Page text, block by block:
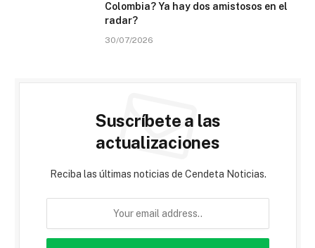
Colombia? Ya hay dos amistosos en el
radar?
30/07/2026
Suscríbete a las
actualizaciones
Reciba las últimas noticias de Cendeta Noticias.